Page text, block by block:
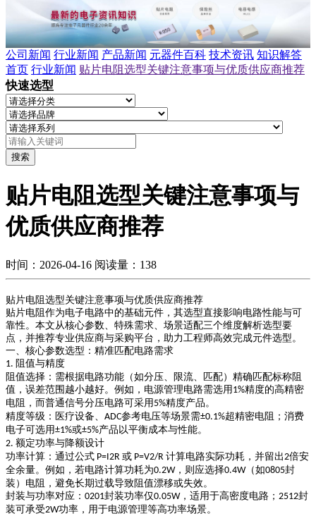
公司新闻 行业新闻 产品新闻 元器件百科 技术资讯 知识解答
首页 行业新闻 贴片电阻选型关键注意事项与优质供应商推荐
快速选型
搜索
贴片电阻选型关键注意事项与
优质供应商推荐
时间：2026-04-16 阅读量：138
贴片电阻选型关键注意事项与优质供应商推荐
贴片电阻作为电子电路中的基础元件，其选型直接影响电路性能与可
靠性。本文从核心参数、特殊需求、场景适配三个维度解析选型要
点，并推荐专业供应商与采购平台，助力工程师高效完成元件选型。
一、核心参数选型：精准匹配电路需求
1. 阻值与精度
阻值选择 ：需根据电路功能（如分压、限流、匹配）精确匹配标称阻
值，误差范围越小越好。例如，电源管理电路需选用 1%精度的高精密
电阻，而普通信号分压电路可采用 5%精度产品。
精度等级 ：医疗设备、 ADC参考电压等场景需±0.1%超精密电阻；消费
电子可选用±1%或±5%产品以平衡成本与性能。
2. 额定功率与降额设计
功率计算 ：通过公式 P=I2R 或 P=V2/R 计算电路实际功耗，并留出2倍安
全余量。例如，若电路计算功耗为0.2W，则应选择0.4W（如0805封
装）电阻，避免长期过载导致阻值漂移或失效。
封装与功率对应 ： 0201封装功率仅0.05W，适用于高密度电路； 2512封
装可承受2W功率，用于电源管理等高功率场景。